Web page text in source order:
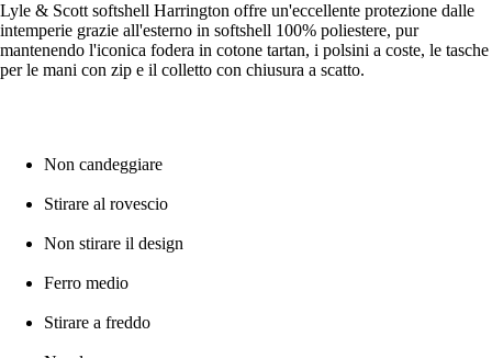
Lyle & Scott softshell Harrington offre un'eccellente protezione dalle
intemperie grazie all'esterno in softshell 100% poliestere, pur
mantenendo l'iconica fodera in cotone tartan, i polsini a coste, le tasche
per le mani con zip e il colletto con chiusura a scatto.
Non candeggiare
Stirare al rovescio
Non stirare il design
Ferro medio
Stirare a freddo